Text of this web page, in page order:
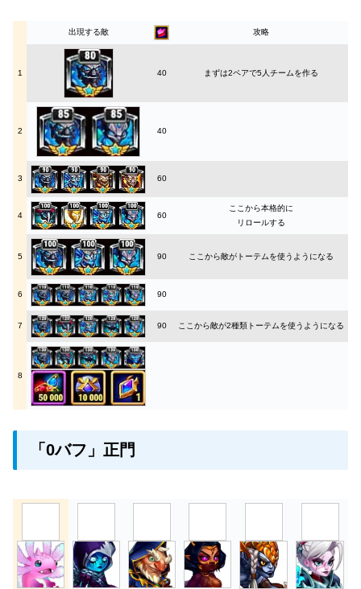
出現する敵 攻略
1 40 まずは2ペアで5人チームを作る
2 40
3 60
4 60
ここから本格的に
リロールする
5 90 ここから敵がトーテムを使うようになる
6 90
7 90 ここから敵が2種類トーテムを使うようになる
8
「0バフ」正門